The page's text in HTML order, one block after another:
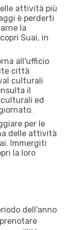
attività più
è perderti
la
Suai, in
all'ufficio
città
culturali
il
ed
per le
delle attività
Immergiti
la loro
dell'anno